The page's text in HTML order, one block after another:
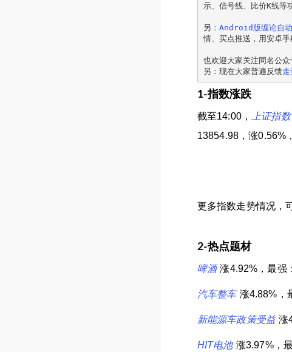
示、信号线、比价K线等
另：Android版缠论自动
情、买点推送，用安卓
也欢迎大家关注同名公
另：现在大家普遍反馈
1-指数涨跌
截至14:00， 上证指数
13854.98，涨0.56%，
更多指数走势情况，
2-热点题材
啤酒 涨4.92%，最强：
汽车整车 涨4.88%，
新能源车政策受益 涨
HIT电池 涨3.97%，最